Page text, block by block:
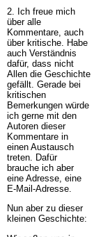
2. Ich freue mich
über alle
Kommentare, auch
über kritische. Habe
auch Verständnis
dafür, dass nicht
Allen die Geschichte
gefällt. Gerade bei
kritischen
Bemerkungen würde
ich gerne mit den
Autoren dieser
Kommentare in
einen Austausch
treten. Dafür
brauche ich aber
eine Adresse, eine
E-Mail-Adresse.
Nun aber zu dieser
kleinen Geschichte: